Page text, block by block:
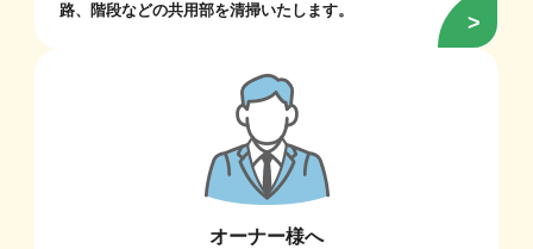
路、階段などの共用部を清掃いたします。
オーナー様へ